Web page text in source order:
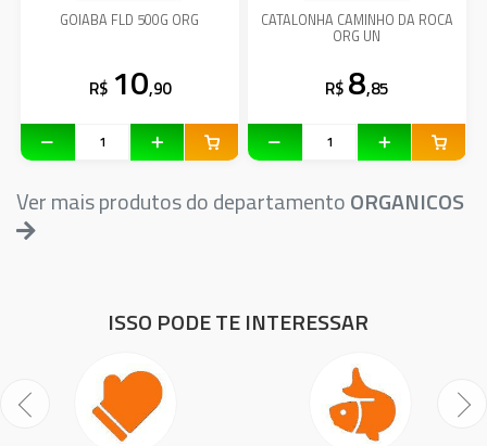
GOIABA FLD 500G ORG
R$ 10,90
CATALONHA CAMINHO DA ROCA
ORG UN
R$ 8,85
Ver mais produtos do departamentoORGANICOS
ISSO PODE TE INTERESSAR